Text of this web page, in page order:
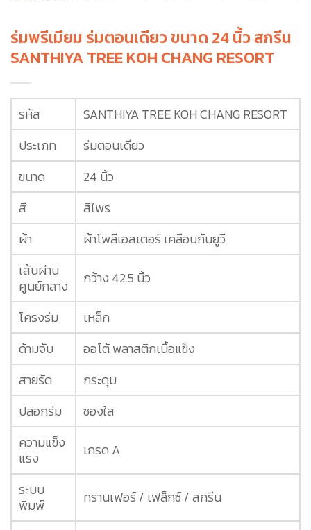
ร่มพรีเมียม ร่มตอนเดียว ขนาด 24 นิ้ว สกรีน
SANTHIYA TREE KOH CHANG RESORT
รหัส
SANTHIYA TREE KOH CHANG RESORT
ประเภท
ร่มตอนเดียว
ขนาด
24 นิ้ว
สี
สีไพร
ผ้า
ผ้าโพลีเอสเตอร์ เคลือบกันยูวี
เส้นผ่าน
ศูนย์กลาง
กว้าง 42.5 นิ้ว
โครงร่ม
เหล็ก
ด้ามจับ
ออโต้ พลาสติกเนื้อแข็ง
สายรัด
กระดุม
ปลอกร่ม
ซองใส
ความแข็ง
แรง
เกรด A
ระบบ
พิมพ์
ทรานเฟอร์ / เฟล็กซ์ / สกรีน